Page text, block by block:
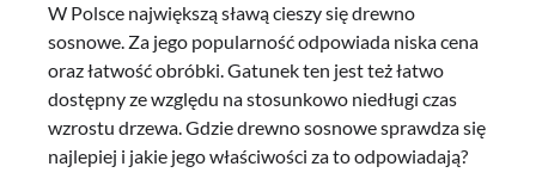
W Polsce największą sławą cieszy się drewno
sosnowe. Za jego popularność odpowiada niska cena
oraz łatwość obróbki. Gatunek ten jest też łatwo
dostępny ze względu na stosunkowo niedługi czas
wzrostu drzewa. Gdzie drewno sosnowe sprawdza się
najlepiej i jakie jego właściwości za to odpowiadają?